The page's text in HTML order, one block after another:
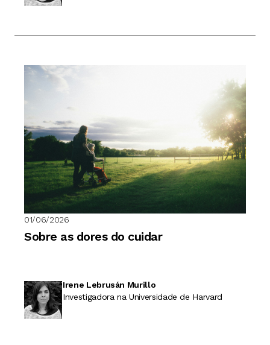
01/06/2026
Sobre as dores do cuidar
Irene Lebrusán Murillo
Investigadora na Universidade de Harvard